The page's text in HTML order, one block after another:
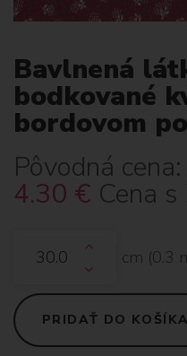
Bavlnená
bodkované
bordovom
Pôvodná cena:
4.30 € Cena
cm (0.3
PRIDAŤ DO KOŠÍKA